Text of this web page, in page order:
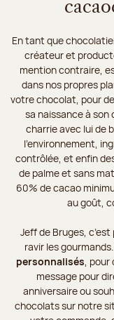
En tant que
créateur et
mention contraire,
dans nos propres
votre chocolat, pour
sa naissance à
charrie avec lui de
l’environnement,
contrôlée, et enfin
de palme et sans
60% de cacao
au goût,
Jeff de Bruges,
ravir les
personnalisés, pour
message pour
anniversaire ou
chocolats sur notre